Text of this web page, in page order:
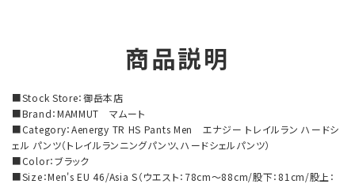
商品説明
■Stock Store：御岳本店
■Brand：MAMMUT マムート
■Category：Aenergy TR HS Pants Men エナジー トレイルラン ハードシ
ェル パンツ（トレイルランニングパンツ、ハードシェルパンツ）
■Color：ブラック
■Size：Men's EU 46/Asia S（ウエスト：78cm～88cm/股下：81cm/股上：